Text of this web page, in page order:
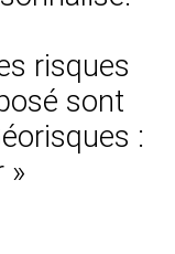
risques
sont
:
»